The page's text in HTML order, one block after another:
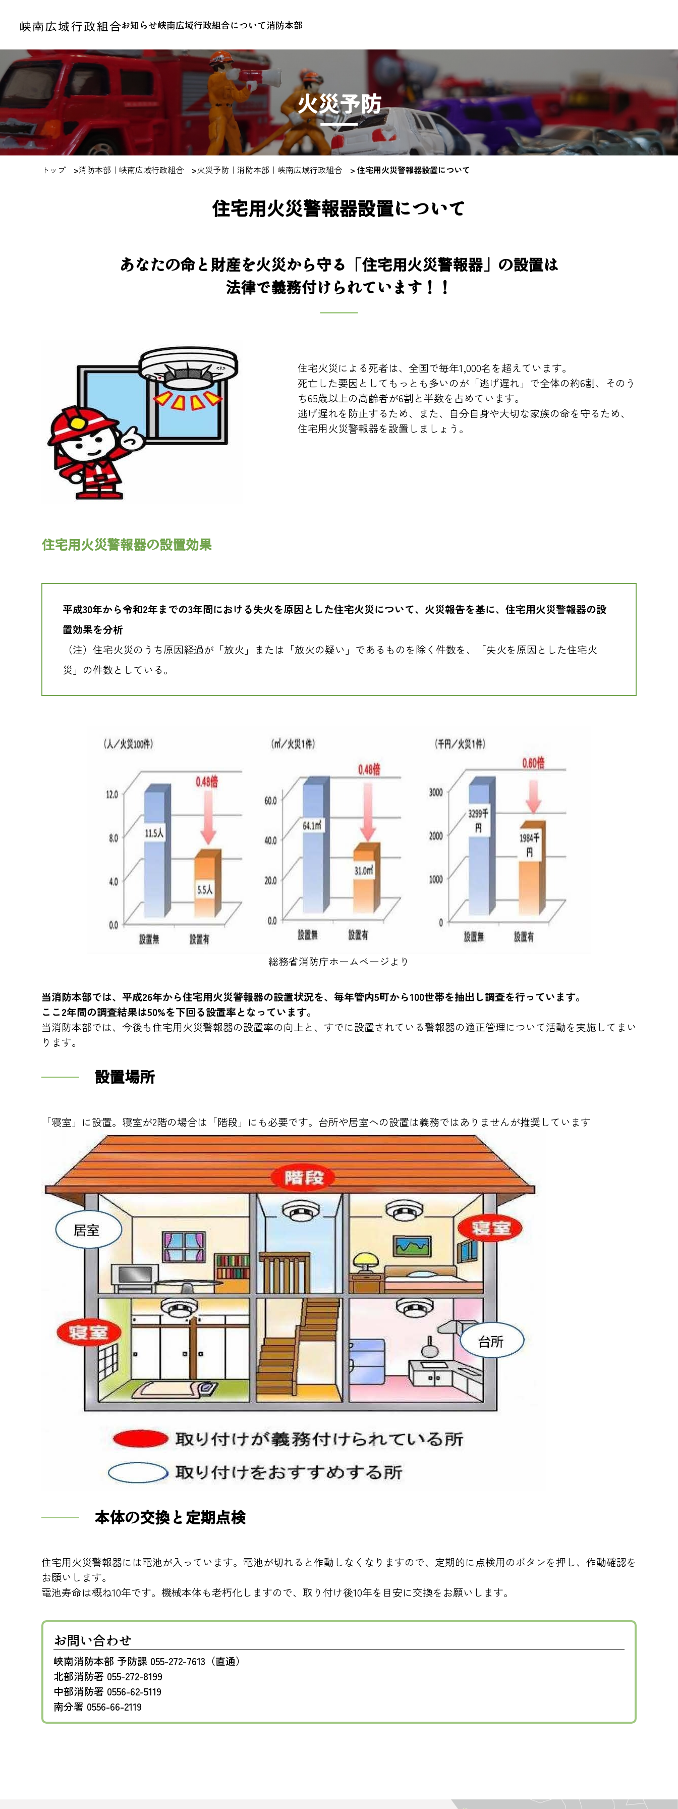
お知らせ峡南広域行政組合について消防本部
火災予防
トップ >消防本部｜峡南広域行政組合 >火災予防｜消防本部｜峡南広域行政組合 > 住宅用火災警報器設置について
住宅用火災警報器設置について
あなたの命と財産を火災から守る「住宅用火災警報器」の設置は
法律で義務付けられています！！
住宅火災による死者は、全国で毎年1,000名を超えています。
死亡した要因としてもっとも多いのが「逃げ遅れ」で全体の約6割、そのう
ち65歳以上の高齢者が6割と半数を占めています。
逃げ遅れを防止するため、また、自分自身や大切な家族の命を守るため、
住宅用火災警報器を設置しましょう。
住宅用火災警報器の設置効果
平成30年から令和2年までの3年間における失火を原因とした住宅火災について、火災報告を基に、住宅用火災警報器の設
置効果を分析
（注）住宅火災のうち原因経過が「放火」または「放火の疑い」であるものを除く件数を、「失火を原因とした住宅火
災」の件数としている。
総務省消防庁ホームページより
当消防本部では、平成26年から住宅用火災警報器の設置状況を、毎年管内5町から100世帯を抽出し調査を行っています。
ここ2年間の調査結果は50%を下回る設置率となっています。
当消防本部では、今後も住宅用火災警報器の設置率の向上と、すでに設置されている警報器の適正管理について活動を実施してまい
ります。
設置場所
「寝室」に設置。寝室が2階の場合は「階段」にも必要です。台所や居室への設置は義務ではありませんが推奨しています
本体の交換と定期点検
住宅用火災警報器には電池が入っています。電池が切れると作動しなくなりますので、定期的に点検用のボタンを押し、作動確認を
お願いします。
電池寿命は概ね10年です。機械本体も老朽化しますので、取り付け後10年を目安に交換をお願いします。
お問い合わせ
峡南消防本部 予防課 055-272-7613（直通）
北部消防署 055-272-8199
中部消防署 0556-62-5119
南分署 0556-66-2119